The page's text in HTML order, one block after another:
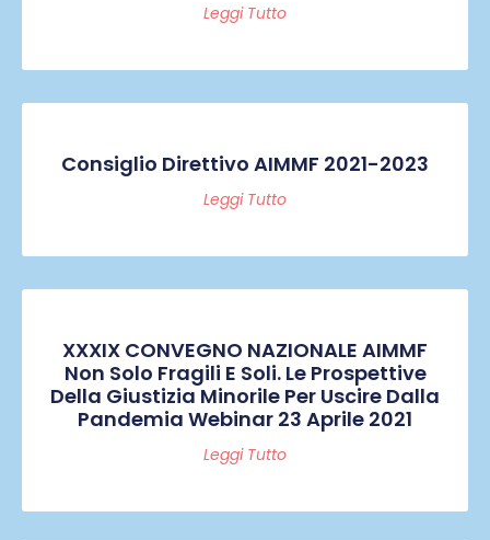
Leggi Tutto
Consiglio Direttivo AIMMF 2021-2023
Leggi Tutto
XXXIX CONVEGNO NAZIONALE AIMMF
Non Solo Fragili E Soli. Le Prospettive
Della Giustizia Minorile Per Uscire Dalla
Pandemia Webinar 23 Aprile 2021
Leggi Tutto